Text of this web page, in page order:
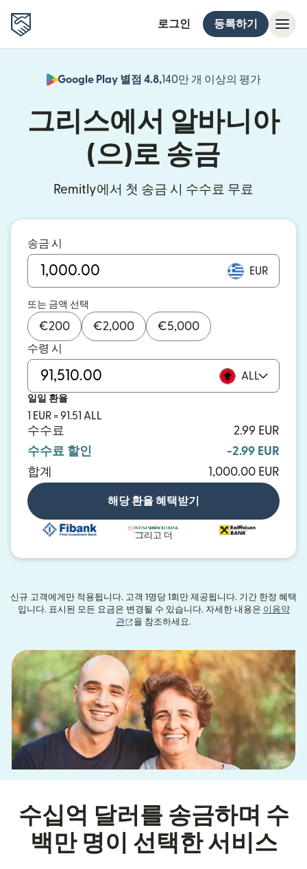
로그인 등록하기
Google Play 별점 4.8,140만 개 이상의 평가
그리스에서 알바니아
(으)로 송금
Remitly에서 첫 송금 시 수수료 무료
송금 시
EUR
또는 금액 선택
€200 €2,000 €5,000
수령 시
ALL
일일 환율
1 EUR = 91.51 ALL
수수료
2.99 EUR
수수료 할인
-2.99 EUR
합계
1,000.00 EUR
해당 환율 혜택받기
그리고 더
신규 고객에게만 적용됩니다. 고객 1명당 1회만 제공됩니다. 기간 한정 혜택
입니다. 표시된 모든 요금은 변경될 수 있습니다. 자세한 내용은 이용약
관
(새 창에서 열림)
을 참조하세요.
수십억 달러를 송금하며 수
백만 명이 선택한 서비스